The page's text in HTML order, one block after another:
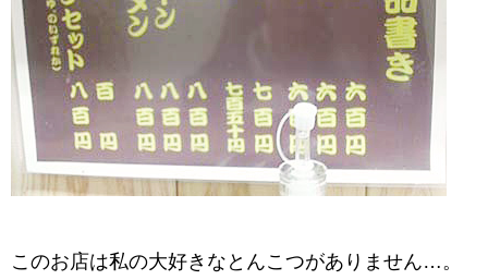
このお店は私の大好きなとんこつがありません…。